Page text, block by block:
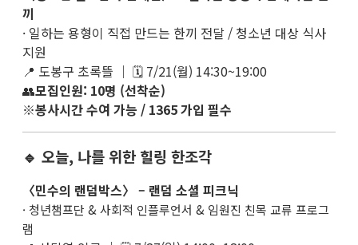
끼
· 일하는 용형이 직접 만드는 한끼 전달 / 청소년 대상 식사
지원
📍 도봉구 초록뜰 ｜ 🗓 7/21(월) 14:30~19:00
👥모집인원: 10명 (선착순)
※봉사시간 수여 가능 / 1365 가입 필수
🔹 오늘, 나를 위한 힐링 한조각
〈민수의 랜덤박스〉 – 랜덤 소셜 피크닉
· 청년챔프단 & 사회적 인플루언서 & 임원진 친목 교류 프로그
램